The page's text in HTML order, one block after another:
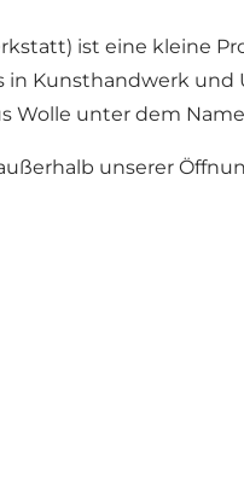
ist eine kleine
in Kunsthandwerk
Wolle unter dem
unserer